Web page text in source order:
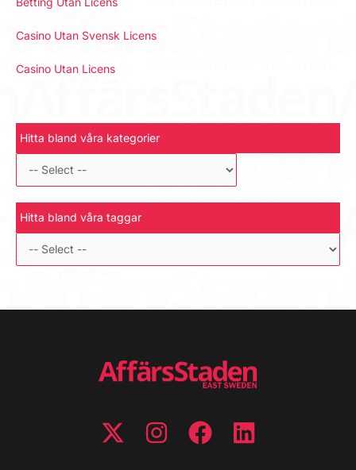
Casino Utan Svensk Licens
Casino Utan Licens
Hitta bland våra kategorier
Hitta bland våra taggar